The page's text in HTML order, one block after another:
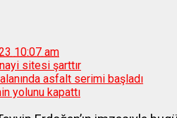
10:07 am
sitesi şarttır
asfalt serimi başladı
yolunu kapattı